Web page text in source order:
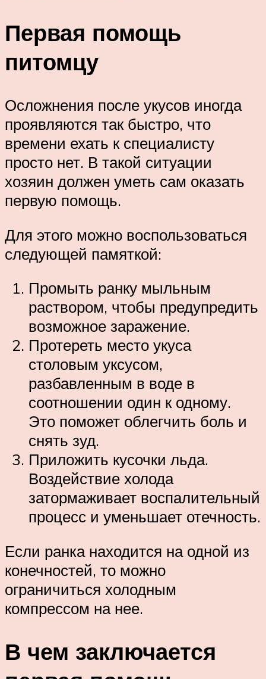
Первая помощь
питомцу
Осложнения после укусов иногда
проявляются так быстро, что
времени ехать к специалисту
просто нет. В такой ситуации
хозяин должен уметь сам оказать
первую помощь.
Для этого можно воспользоваться
следующей памяткой:
Промыть ранку мыльным
раствором, чтобы предупредить
возможное заражение.
Протереть место укуса
столовым уксусом,
разбавленным в воде в
соотношении один к одному.
Это поможет облегчить боль и
снять зуд.
Приложить кусочки льда.
Воздействие холода
затормаживает воспалительный
процесс и уменьшает отечность.
Если ранка находится на одной из
конечностей, то можно
ограничиться холодным
компрессом на нее.
В чем заключается